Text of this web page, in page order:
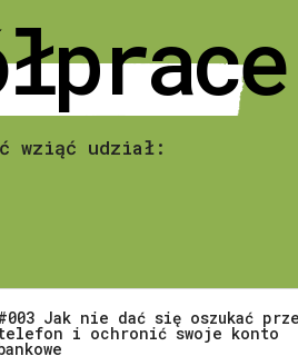
wziąć udział:
Jak nie dać się oszukać
i ochronić swoje konto